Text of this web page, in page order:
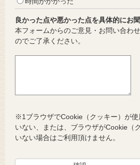
良かった点や悪かった点を具体的にお
本フォームからのご意見・お問い合わ
のでご了承ください。
※1ブラウザでCookie（クッキー）が使
いない、または、ブラウザがCookie（
いない場合はご利用頂けません。